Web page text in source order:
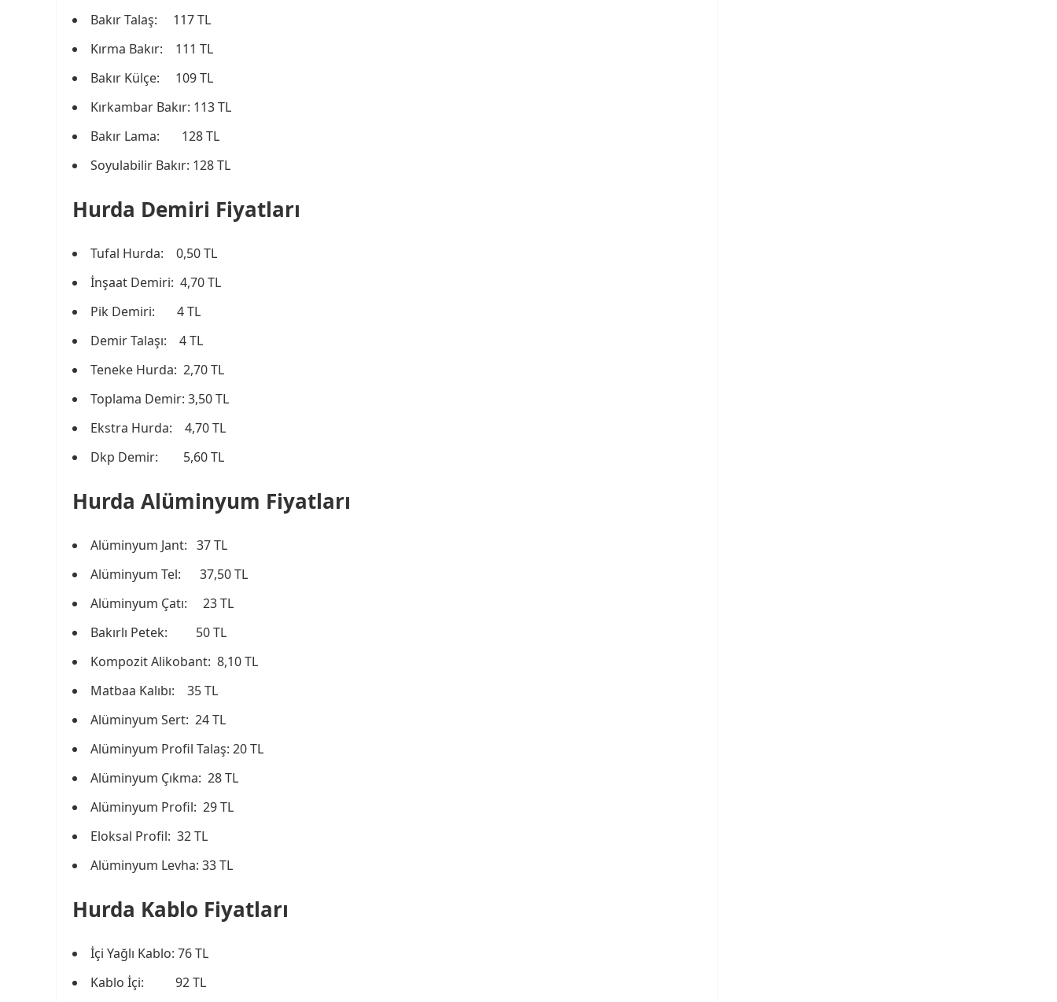
Bakır Talaş: 117 TL
Kırma Bakır: 111 TL
Bakır Külçe: 109 TL
Kırkambar Bakır: 113 TL
Bakır Lama: 128 TL
Soyulabilir Bakır: 128 TL
Hurda Demiri Fiyatları
Tufal Hurda: 0,50 TL
İnşaat Demiri: 4,70 TL
Pik Demiri: 4 TL
Demir Talaşı: 4 TL
Teneke Hurda: 2,70 TL
Toplama Demir: 3,50 TL
Ekstra Hurda: 4,70 TL
Dkp Demir: 5,60 TL
Hurda Alüminyum Fiyatları
Alüminyum Jant: 37 TL
Alüminyum Tel: 37,50 TL
Alüminyum Çatı: 23 TL
Bakırlı Petek: 50 TL
Kompozit Alikobant: 8,10 TL
Matbaa Kalıbı: 35 TL
Alüminyum Sert: 24 TL
Alüminyum Profil Talaş: 20 TL
Alüminyum Çıkma: 28 TL
Alüminyum Profil: 29 TL
Eloksal Profil: 32 TL
Alüminyum Levha: 33 TL
Hurda Kablo Fiyatları
İçi Yağlı Kablo: 76 TL
Kablo İçi: 92 TL